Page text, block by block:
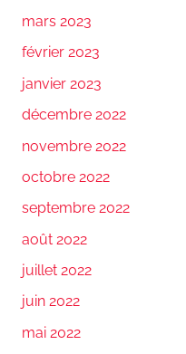
mars 2023
février 2023
janvier 2023
décembre 2022
novembre 2022
octobre 2022
septembre 2022
août 2022
juillet 2022
juin 2022
mai 2022